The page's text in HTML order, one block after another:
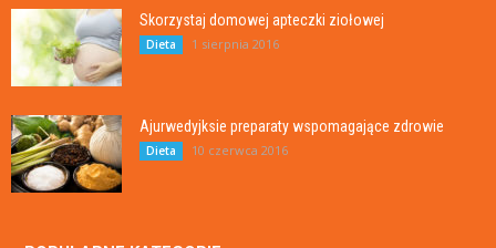
Skorzystaj domowej apteczki ziołowej
Dieta 1 sierpnia 2016
Ajurwedyjksie preparaty wspomagające zdrowie
Dieta 10 czerwca 2016